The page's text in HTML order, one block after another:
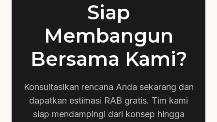
Siap
Membangun
Bersama Kami?
Konsultasikan rencana Anda sekarang dan
dapatkan estimasi RAB gratis. Tim kami
siap mendampingi dari konsep hingga